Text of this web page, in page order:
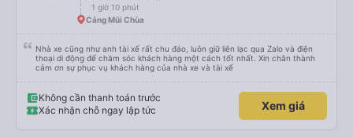
1 giờ 10 phút
Cảng Mũi Chùa
Nhà xe cũng như anh tài xế rất chu đáo, luôn giữ liên lạc qua Zalo và điện
thoại di động để chăm sóc khách hàng một cách tốt nhất. Xin chân thành
cảm ơn sự phục vụ khách hàng của nhà xe và tài xế
Không cần thanh toán trước
Xác nhận chỗ ngay lập tức
Xem giá